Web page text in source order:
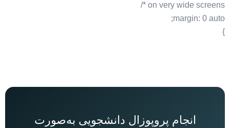
on very wide screens */
margin: 0 auto;
}
انجام پروپوزال دانشجویی به‌صورت